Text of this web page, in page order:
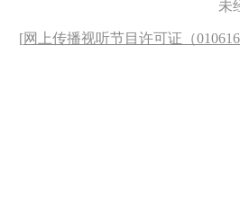
未
[网上传播视听节目许可证（